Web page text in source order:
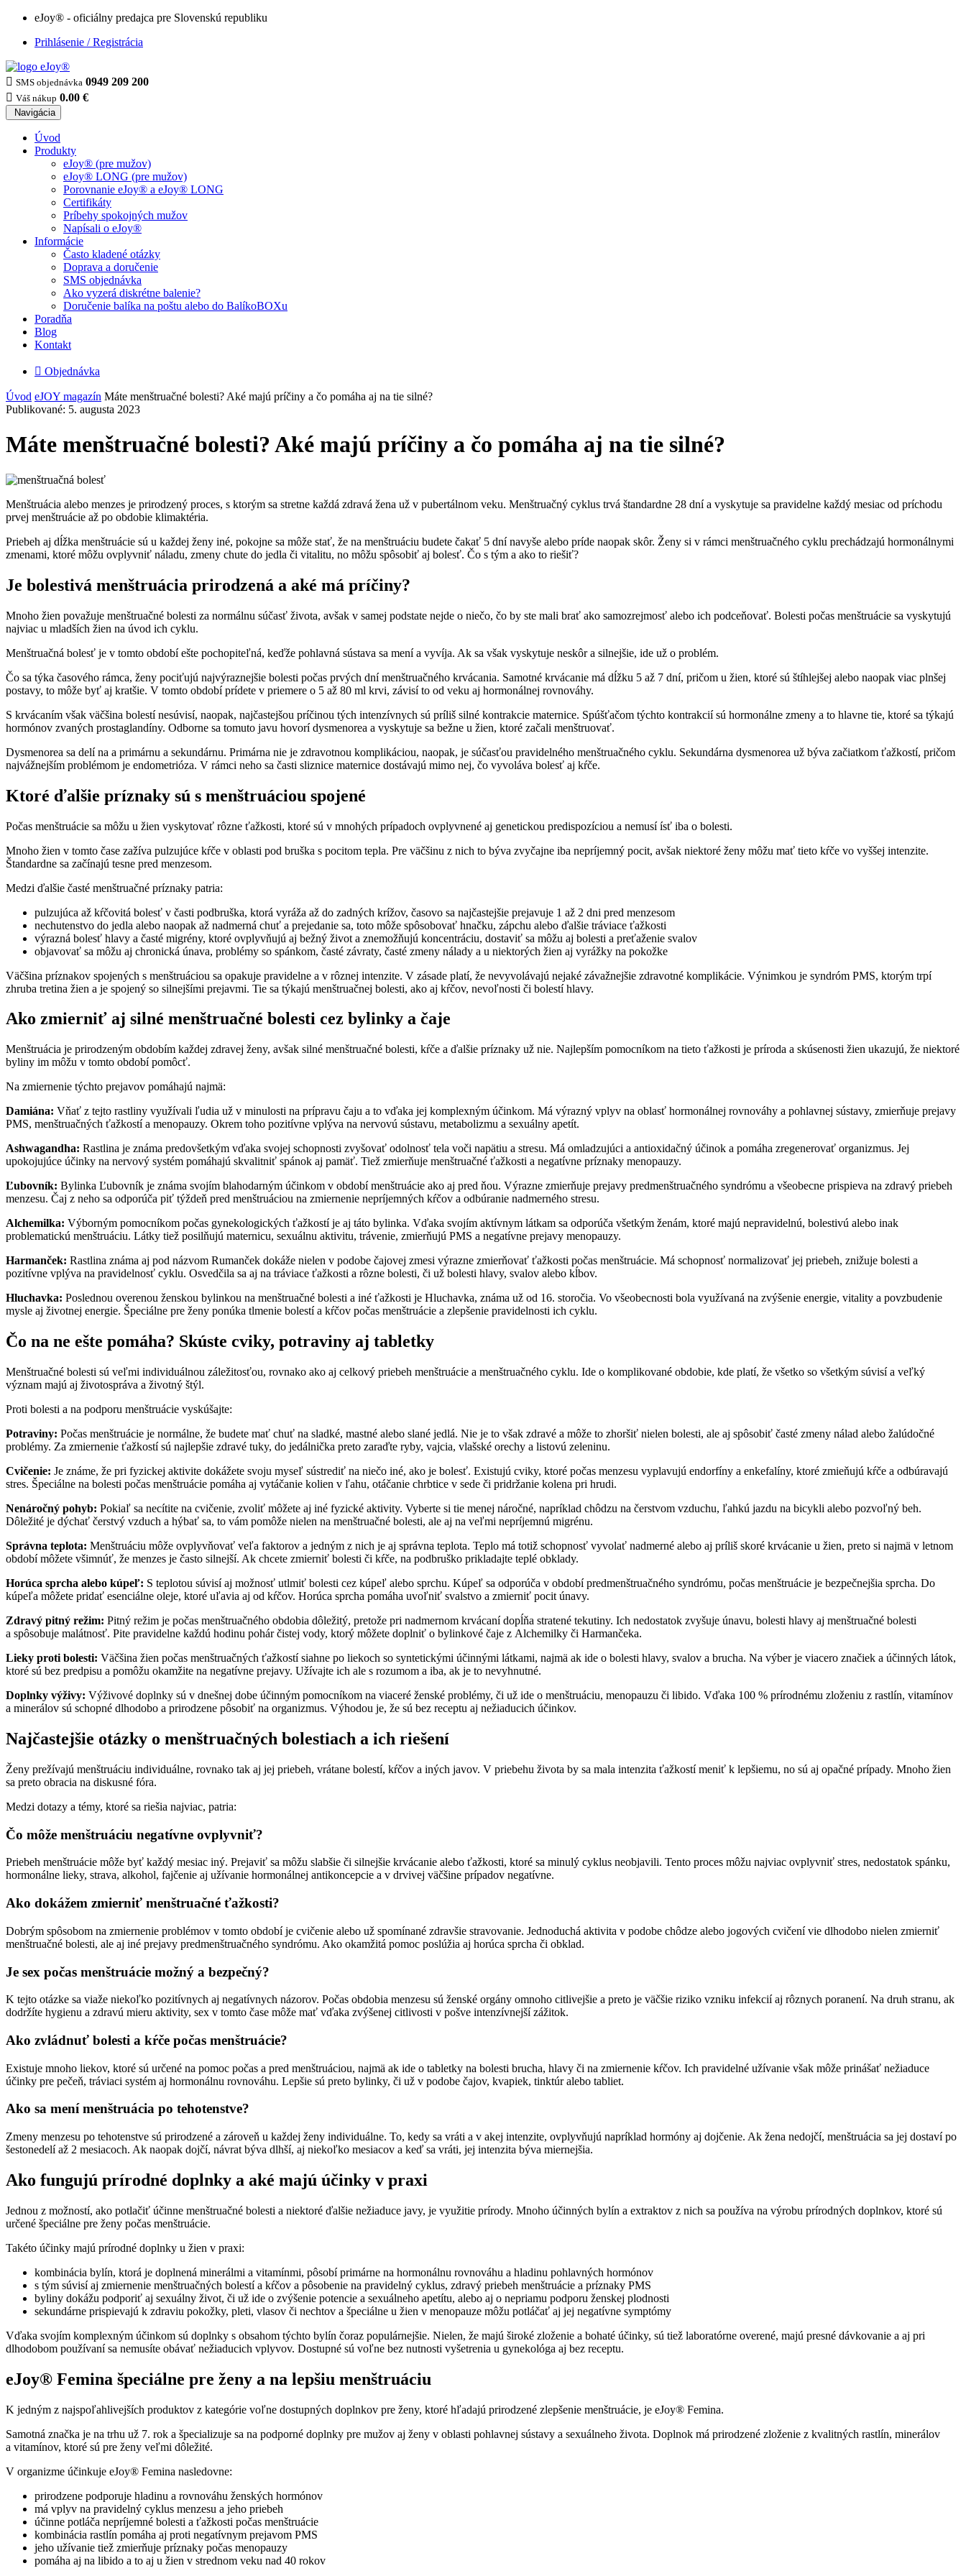
eJoy® - oficiálny predajca pre Slovenskú republiku
Prihlásenie / Registrácia
 SMS objednávka 0949 209 200
 Váš nákup 0.00 €
Navigácia
Úvod
Produkty
eJoy® (pre mužov)
eJoy® LONG (pre mužov)
Porovnanie eJoy® a eJoy® LONG
Certifikáty
Príbehy spokojných mužov
Napísali o eJoy®
Informácie
Často kladené otázky
Doprava a doručenie
SMS objednávka
Ako vyzerá diskrétne balenie?
Doručenie balíka na poštu alebo do BalíkoBOXu
Poradňa
Blog
Kontakt
 Objednávka
Úvod eJOY magazín Máte menštruačné bolesti? Aké majú príčiny a čo pomáha aj na tie silné?
Publikované: 5. augusta 2023
Máte menštruačné bolesti? Aké majú príčiny a čo pomáha aj na tie silné?
Menštruácia alebo menzes je prirodzený proces, s ktorým sa stretne každá zdravá žena už v pubertálnom veku. Menštruačný cyklus trvá štandardne 28 dní a vyskytuje sa pravidelne každý mesiac od príchodu
prvej menštruácie až po obdobie klimaktéria.
Priebeh aj dĺžka menštruácie sú u každej ženy iné, pokojne sa môže stať, že na menštruáciu budete čakať 5 dní navyše alebo príde naopak skôr. Ženy si v rámci menštruačného cyklu prechádzajú hormonálnymi
zmenami, ktoré môžu ovplyvniť náladu, zmeny chute do jedla či vitalitu, no môžu spôsobiť aj bolesť. Čo s tým a ako to riešiť?
Je bolestivá menštruácia prirodzená a aké má príčiny?
Mnoho žien považuje menštruačné bolesti za normálnu súčasť života, avšak v samej podstate nejde o niečo, čo by ste mali brať ako samozrejmosť alebo ich podceňovať. Bolesti počas menštruácie sa vyskytujú
najviac u mladších žien na úvod ich cyklu.
Menštruačná bolesť je v tomto období ešte pochopiteľná, keďže pohlavná sústava sa mení a vyvíja. Ak sa však vyskytuje neskôr a silnejšie, ide už o problém.
Čo sa týka časového rámca, ženy pociťujú najvýraznejšie bolesti počas prvých dní menštruačného krvácania. Samotné krvácanie má dĺžku 5 až 7 dní, pričom u žien, ktoré sú štíhlejšej alebo naopak viac plnšej
postavy, to môže byť aj kratšie. V tomto období prídete v priemere o 5 až 80 ml krvi, závisí to od veku aj hormonálnej rovnováhy.
S krvácaním však väčšina bolestí nesúvisí, naopak, najčastejšou príčinou tých intenzívnych sú príliš silné kontrakcie maternice. Spúšťačom týchto kontrakcií sú hormonálne zmeny a to hlavne tie, ktoré sa týkajú
hormónov zvaných prostaglandíny. Odborne sa tomuto javu hovorí dysmenorea a vyskytuje sa bežne u žien, ktoré začali menštruovať.
Dysmenorea sa delí na a primárnu a sekundárnu. Primárna nie je zdravotnou komplikáciou, naopak, je súčasťou pravidelného menštruačného cyklu. Sekundárna dysmenorea už býva začiatkom ťažkostí, pričom
najvážnejším problémom je endometrióza. V rámci neho sa časti sliznice maternice dostávajú mimo nej, čo vyvoláva bolesť aj kŕče.
Ktoré ďalšie príznaky sú s menštruáciou spojené
Počas menštruácie sa môžu u žien vyskytovať rôzne ťažkosti, ktoré sú v mnohých prípadoch ovplyvnené aj genetickou predispozíciou a nemusí ísť iba o bolesti.
Mnoho žien v tomto čase zažíva pulzujúce kŕče v oblasti pod bruška s pocitom tepla. Pre väčšinu z nich to býva zvyčajne iba nepríjemný pocit, avšak niektoré ženy môžu mať tieto kŕče vo vyššej intenzite.
Štandardne sa začínajú tesne pred menzesom.
Medzi ďalšie časté menštruačné príznaky patria:
pulzujúca až kŕčovitá bolesť v časti podbruška, ktorá vyráža až do zadných krížov, časovo sa najčastejšie prejavuje 1 až 2 dni pred menzesom
nechutenstvo do jedla alebo naopak až nadmerná chuť a prejedanie sa, toto môže spôsobovať hnačku, zápchu alebo ďalšie tráviace ťažkosti
výrazná bolesť hlavy a časté migrény, ktoré ovplyvňujú aj bežný život a znemožňujú koncentráciu, dostaviť sa môžu aj bolesti a preťaženie svalov
objavovať sa môžu aj chronická únava, problémy so spánkom, časté závraty, časté zmeny nálady a u niektorých žien aj vyrážky na pokožke
Väčšina príznakov spojených s menštruáciou sa opakuje pravidelne a v rôznej intenzite. V zásade platí, že nevyvolávajú nejaké závažnejšie zdravotné komplikácie. Výnimkou je syndróm PMS, ktorým trpí
zhruba tretina žien a je spojený so silnejšími prejavmi. Tie sa týkajú menštruačnej bolesti, ako aj kŕčov, nevoľnosti či bolestí hlavy.
Ako zmierniť aj silné menštruačné bolesti cez bylinky a čaje
Menštruácia je prirodzeným obdobím každej zdravej ženy, avšak silné menštruačné bolesti, kŕče a ďalšie príznaky už nie. Najlepším pomocníkom na tieto ťažkosti je príroda a skúsenosti žien ukazujú, že niektoré
byliny im môžu v tomto období pomôcť.
Na zmiernenie týchto prejavov pomáhajú najmä:
Damiána: Vňať z tejto rastliny využívali ľudia už v minulosti na prípravu čaju a to vďaka jej komplexným účinkom. Má výrazný vplyv na oblasť hormonálnej rovnováhy a pohlavnej sústavy, zmierňuje prejavy
PMS, menštruačných ťažkostí a menopauzy. Okrem toho pozitívne vplýva na nervovú sústavu, metabolizmu a sexuálny apetít.
Ashwagandha: Rastlina je známa predovšetkým vďaka svojej schopnosti zvyšovať odolnosť tela voči napätiu a stresu. Má omladzujúci a antioxidačný účinok a pomáha zregenerovať organizmus. Jej
upokojujúce účinky na nervový systém pomáhajú skvalitniť spánok aj pamäť. Tiež zmierňuje menštruačné ťažkosti a negatívne príznaky menopauzy.
Ľubovník: Bylinka Ľubovník je známa svojím blahodarným účinkom v období menštruácie ako aj pred ňou. Výrazne zmierňuje prejavy predmenštruačného syndrómu a všeobecne prispieva na zdravý priebeh
menzesu. Čaj z neho sa odporúča piť týždeň pred menštruáciou na zmiernenie nepríjemných kŕčov a odbúranie nadmerného stresu.
Alchemilka: Výborným pomocníkom počas gynekologických ťažkostí je aj táto bylinka. Vďaka svojím aktívnym látkam sa odporúča všetkým ženám, ktoré majú nepravidelnú, bolestivú alebo inak
problematickú menštruáciu. Látky tiež posilňujú maternicu, sexuálnu aktivitu, trávenie, zmierňujú PMS a negatívne prejavy menopauzy.
Harmanček: Rastlina známa aj pod názvom Rumanček dokáže nielen v podobe čajovej zmesi výrazne zmierňovať ťažkosti počas menštruácie. Má schopnosť normalizovať jej priebeh, znižuje bolesti a
pozitívne vplýva na pravidelnosť cyklu. Osvedčila sa aj na tráviace ťažkosti a rôzne bolesti, či už bolesti hlavy, svalov alebo kĺbov.
Hluchavka: Poslednou overenou ženskou bylinkou na menštruačné bolesti a iné ťažkosti je Hluchavka, známa už od 16. storočia. Vo všeobecnosti bola využívaná na zvýšenie energie, vitality a povzbudenie
mysle aj životnej energie. Špeciálne pre ženy ponúka tlmenie bolestí a kŕčov počas menštruácie a zlepšenie pravidelnosti ich cyklu.
Čo na ne ešte pomáha? Skúste cviky, potraviny aj tabletky
Menštruačné bolesti sú veľmi individuálnou záležitosťou, rovnako ako aj celkový priebeh menštruácie a menštruačného cyklu. Ide o komplikované obdobie, kde platí, že všetko so všetkým súvisí a veľký
význam majú aj životospráva a životný štýl.
Proti bolesti a na podporu menštruácie vyskúšajte:
Potraviny: Počas menštruácie je normálne, že budete mať chuť na sladké, mastné alebo slané jedlá. Nie je to však zdravé a môže to zhoršiť nielen bolesti, ale aj spôsobiť časté zmeny nálad alebo žalúdočné
problémy. Za zmiernenie ťažkostí sú najlepšie zdravé tuky, do jedálnička preto zaraďte ryby, vajcia, vlašské orechy a listovú zeleninu.
Cvičenie: Je známe, že pri fyzickej aktivite dokážete svoju myseľ sústrediť na niečo iné, ako je bolesť. Existujú cviky, ktoré počas menzesu vyplavujú endorfíny a enkefalíny, ktoré zmieňujú kŕče a odbúravajú
stres. Špeciálne na bolesti počas menštruácie pomáha aj vytáčanie kolien v ľahu, otáčanie chrbtice v sede či pridržanie kolena pri hrudi.
Nenáročný pohyb: Pokiaľ sa necítite na cvičenie, zvoliť môžete aj iné fyzické aktivity. Vyberte si tie menej náročné, napríklad chôdzu na čerstvom vzduchu, ľahkú jazdu na bicykli alebo pozvoľný beh.
Dôležité je dýchať čerstvý vzduch a hýbať sa, to vám pomôže nielen na menštruačné bolesti, ale aj na veľmi nepríjemnú migrénu.
Správna teplota: Menštruáciu môže ovplyvňovať veľa faktorov a jedným z nich je aj správna teplota. Teplo má totiž schopnosť vyvolať nadmerné alebo aj príliš skoré krvácanie u žien, preto si najmä v letnom
období môžete všimnúť, že menzes je často silnejší. Ak chcete zmierniť bolesti či kŕče, na podbruško prikladajte teplé obklady.
Horúca sprcha alebo kúpeľ: S teplotou súvisí aj možnosť utlmiť bolesti cez kúpeľ alebo sprchu. Kúpeľ sa odporúča v období predmenštruačného syndrómu, počas menštruácie je bezpečnejšia sprcha. Do
kúpeľa môžete pridať esenciálne oleje, ktoré uľavia aj od kŕčov. Horúca sprcha pomáha uvoľniť svalstvo a zmierniť pocit únavy.
Zdravý pitný režim: Pitný režim je počas menštruačného obdobia dôležitý, pretože pri nadmernom krvácaní dopĺňa stratené tekutiny. Ich nedostatok zvyšuje únavu, bolesti hlavy aj menštruačné bolesti
a spôsobuje malátnosť. Pite pravidelne každú hodinu pohár čistej vody, ktorý môžete doplniť o bylinkové čaje z Alchemilky či Harmančeka.
Lieky proti bolesti: Väčšina žien počas menštruačných ťažkostí siahne po liekoch so syntetickými účinnými látkami, najmä ak ide o bolesti hlavy, svalov a brucha. Na výber je viacero značiek a účinných látok,
ktoré sú bez predpisu a pomôžu okamžite na negatívne prejavy. Užívajte ich ale s rozumom a iba, ak je to nevyhnutné.
Doplnky výživy: Výživové doplnky sú v dnešnej dobe účinným pomocníkom na viaceré ženské problémy, či už ide o menštruáciu, menopauzu či libido. Vďaka 100 % prírodnému zloženiu z rastlín, vitamínov
a minerálov sú schopné dlhodobo a prirodzene pôsobiť na organizmus. Výhodou je, že sú bez receptu aj nežiaducich účinkov.
Najčastejšie otázky o menštruačných bolestiach a ich riešení
Ženy prežívajú menštruáciu individuálne, rovnako tak aj jej priebeh, vrátane bolestí, kŕčov a iných javov. V priebehu života by sa mala intenzita ťažkostí meniť k lepšiemu, no sú aj opačné prípady. Mnoho žien
sa preto obracia na diskusné fóra.
Medzi dotazy a témy, ktoré sa riešia najviac, patria:
Čo môže menštruáciu negatívne ovplyvniť?
Priebeh menštruácie môže byť každý mesiac iný. Prejaviť sa môžu slabšie či silnejšie krvácanie alebo ťažkosti, ktoré sa minulý cyklus neobjavili. Tento proces môžu najviac ovplyvniť stres, nedostatok spánku,
hormonálne lieky, strava, alkohol, fajčenie aj užívanie hormonálnej antikoncepcie a v drvivej väčšine prípadov negatívne.
Ako dokážem zmierniť menštruačné ťažkosti?
Dobrým spôsobom na zmiernenie problémov v tomto období je cvičenie alebo už spomínané zdravšie stravovanie. Jednoduchá aktivita v podobe chôdze alebo jogových cvičení vie dlhodobo nielen zmierniť
menštruačné bolesti, ale aj iné prejavy predmenštruačného syndrómu. Ako okamžitá pomoc poslúžia aj horúca sprcha či obklad.
Je sex počas menštruácie možný a bezpečný?
K tejto otázke sa viaže niekoľko pozitívnych aj negatívnych názorov. Počas obdobia menzesu sú ženské orgány omnoho citlivejšie a preto je väčšie riziko vzniku infekcií aj rôznych poranení. Na druh stranu, ak
dodržíte hygienu a zdravú mieru aktivity, sex v tomto čase môže mať vďaka zvýšenej citlivosti v pošve intenzívnejší zážitok.
Ako zvládnuť bolesti a kŕče počas menštruácie?
Existuje mnoho liekov, ktoré sú určené na pomoc počas a pred menštruáciou, najmä ak ide o tabletky na bolesti brucha, hlavy či na zmiernenie kŕčov. Ich pravidelné užívanie však môže prinášať nežiaduce
účinky pre pečeň, tráviaci systém aj hormonálnu rovnováhu. Lepšie sú preto bylinky, či už v podobe čajov, kvapiek, tinktúr alebo tabliet.
Ako sa mení menštruácia po tehotenstve?
Zmeny menzesu po tehotenstve sú prirodzené a zároveň u každej ženy individuálne. To, kedy sa vráti a v akej intenzite, ovplyvňujú napríklad hormóny aj dojčenie. Ak žena nedojčí, menštruácia sa jej dostaví po
šestonedelí až 2 mesiacoch. Ak naopak dojčí, návrat býva dlhší, aj niekoľko mesiacov a keď sa vráti, jej intenzita býva miernejšia.
Ako fungujú prírodné doplnky a aké majú účinky v praxi
Jednou z možností, ako potlačiť účinne menštruačné bolesti a niektoré ďalšie nežiaduce javy, je využitie prírody. Mnoho účinných bylín a extraktov z nich sa používa na výrobu prírodných doplnkov, ktoré sú
určené špeciálne pre ženy počas menštruácie.
Takéto účinky majú prírodné doplnky u žien v praxi:
kombinácia bylín, ktorá je doplnená minerálmi a vitamínmi, pôsobí primárne na hormonálnu rovnováhu a hladinu pohlavných hormónov
s tým súvisí aj zmiernenie menštruačných bolestí a kŕčov a pôsobenie na pravidelný cyklus, zdravý priebeh menštruácie a príznaky PMS
byliny dokážu podporiť aj sexuálny život, či už ide o zvýšenie potencie a sexuálneho apetítu, alebo aj o nepriamu podporu ženskej plodnosti
sekundárne prispievajú k zdraviu pokožky, pleti, vlasov či nechtov a špeciálne u žien v menopauze môžu potláčať aj jej negatívne symptómy
Vďaka svojím komplexným účinkom sú doplnky s obsahom týchto bylín čoraz populárnejšie. Nielen, že majú široké zloženie a bohaté účinky, sú tiež laboratórne overené, majú presné dávkovanie a aj pri
dlhodobom používaní sa nemusíte obávať nežiaducich vplyvov. Dostupné sú voľne bez nutnosti vyšetrenia u gynekológa aj bez receptu.
eJoy® Femina špeciálne pre ženy a na lepšiu menštruáciu
K jedným z najspoľahlivejších produktov z kategórie voľne dostupných doplnkov pre ženy, ktoré hľadajú prirodzené zlepšenie menštruácie, je eJoy® Femina.
Samotná značka je na trhu už 7. rok a špecializuje sa na podporné doplnky pre mužov aj ženy v oblasti pohlavnej sústavy a sexuálneho života. Doplnok má prirodzené zloženie z kvalitných rastlín, minerálov
a vitamínov, ktoré sú pre ženy veľmi dôležité.
V organizme účinkuje eJoy® Femina nasledovne:
prirodzene podporuje hladinu a rovnováhu ženských hormónov
má vplyv na pravidelný cyklus menzesu a jeho priebeh
účinne potláča nepríjemné bolesti a ťažkosti počas menštruácie
kombinácia rastlín pomáha aj proti negatívnym prejavom PMS
jeho užívanie tiež zmierňuje príznaky počas menopauzy
pomáha aj na libido a to aj u žien v strednom veku nad 40 rokov